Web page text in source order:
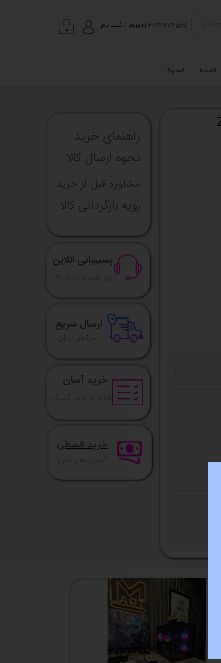
اقساط استوک
ورود / ثبت نام
۰ 026-32703568
راهنما​​​​​​​​​​​​​​ی خرید
نحوه ارسال کالا
مشاوره قبل از خرید
رویه بازگردانی کالا
پشتیبانی انلاین
ارسال سریع
خرید آسان
خرید قسطی